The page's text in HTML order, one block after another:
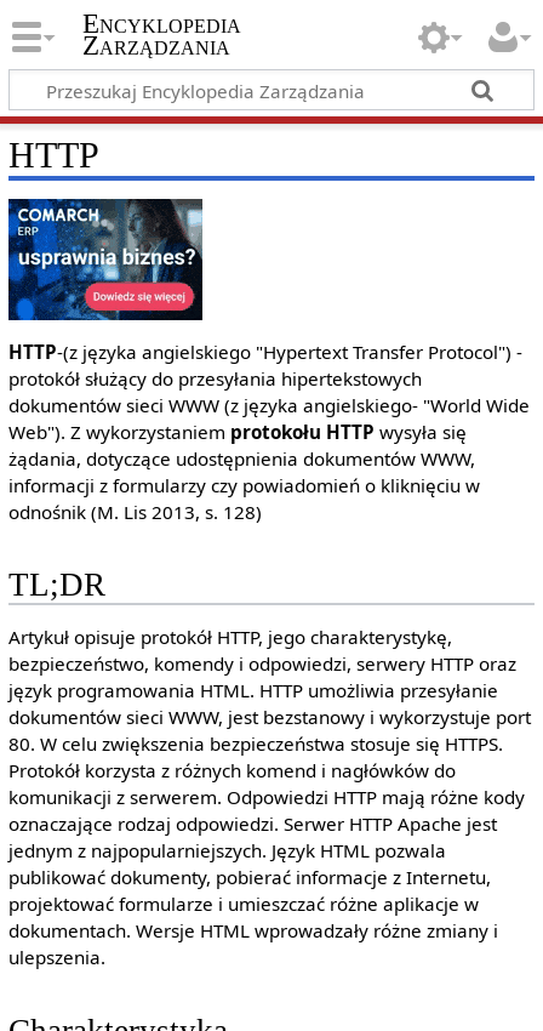
Encyklopedia
Zarządzania
HTTP
HTTP-(z języka angielskiego "Hypertext Transfer Protocol") -
protokół służący do przesyłania hipertekstowych
dokumentów sieci WWW (z języka angielskiego- "World Wide
Web"). Z wykorzystaniem protokołu HTTP wysyła się
żądania, dotyczące udostępnienia dokumentów WWW,
informacji z formularzy czy powiadomień o kliknięciu w
odnośnik (M. Lis 2013, s. 128)
TL;DR
Artykuł opisuje protokół HTTP, jego charakterystykę,
bezpieczeństwo, komendy i odpowiedzi, serwery HTTP oraz
język programowania HTML. HTTP umożliwia przesyłanie
dokumentów sieci WWW, jest bezstanowy i wykorzystuje port
80. W celu zwiększenia bezpieczeństwa stosuje się HTTPS.
Protokół korzysta z różnych komend i nagłówków do
komunikacji z serwerem. Odpowiedzi HTTP mają różne kody
oznaczające rodzaj odpowiedzi. Serwer HTTP Apache jest
jednym z najpopularniejszych. Język HTML pozwala
publikować dokumenty, pobierać informacje z Internetu,
projektować formularze i umieszczać różne aplikacje w
dokumentach. Wersje HTML wprowadzały różne zmiany i
ulepszenia.